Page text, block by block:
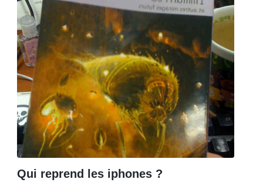
Qui reprend les iphones ?